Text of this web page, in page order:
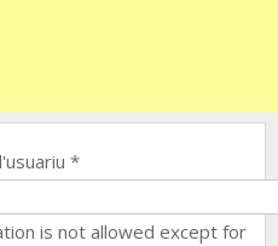
*
is not allowed except for